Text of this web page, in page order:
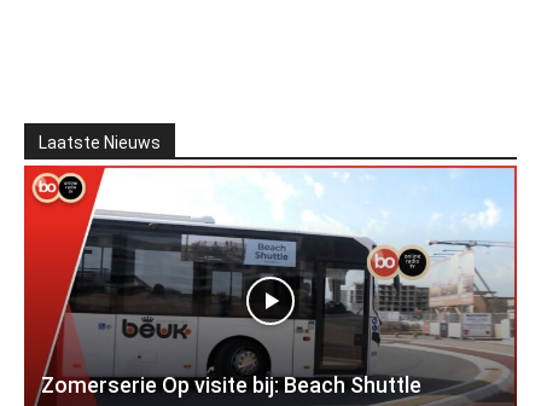
Laatste Nieuws
Zomerserie Op visite bij: Beach Shuttle